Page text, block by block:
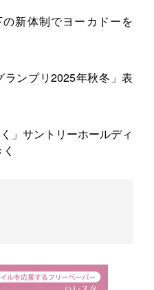
新体制でヨーカドーを
ンプリ2025年秋冬」表
」サントリーホールディ